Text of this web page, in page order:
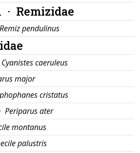
· Remizidae
Remiz pendulinus
Cyanistes caeruleus
major
cristatus
Periparus ater
montanus
palustris